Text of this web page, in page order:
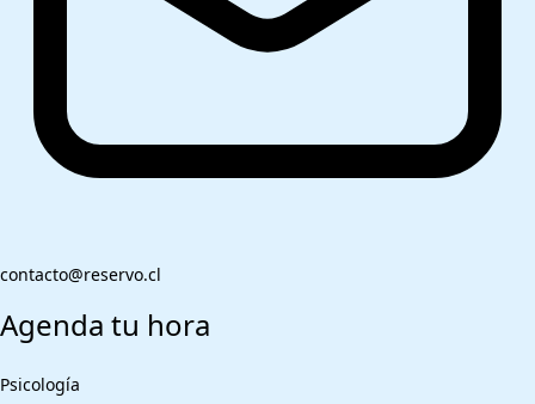
contacto@reservo.cl
Agenda tu hora
Psicología